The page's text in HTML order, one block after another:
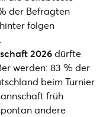
der Befragten
folgen
2026dürfte
werden: 83 % der
beim Turnier
früh
andere